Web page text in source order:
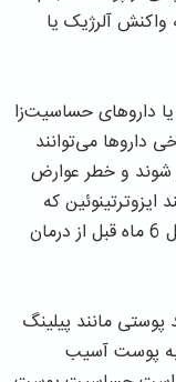
آلرژیک یا
داروهای حساسیت‌زا
داروها می‌توانند
شوند و خطر عوارض
ایزوترتینوئین که
برای درمان آکنه استفاده می‌شوند باید حداقل 6 ماه قبل از درمان
پوستی مانند پیلینگ
پوست آسیب